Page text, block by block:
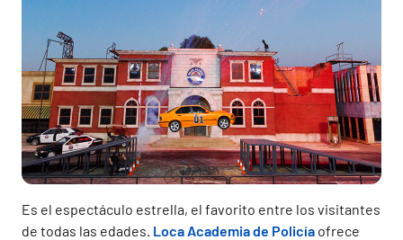
Es el espectáculo estrella, el favorito entre los visitantes
de todas las edades. Loca Academia de Policía ofrece